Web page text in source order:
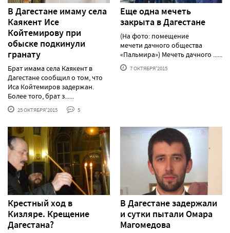
В Дагестане имаму села
Каякент Исе
Койтемирову при
обыске подкинули
гранату
Брат имама села Каякент в
Дагестане сообщил о том, что
Иса Койтемиров задержан.
Более того, брат з......
25 ОКТЯБРЯ'2015 5
Еще одна мечеть
закрыта в Дагестане
(На фото: помещение
мечети дачного общества
«Пальмира») Мечеть дачного ......
7 ОКТЯБРЯ'2015
Крестный ход в
Кизляре. Крещение
Дагестана?
В Дагестане задержали
и сутки пытали Омара
Магомедова